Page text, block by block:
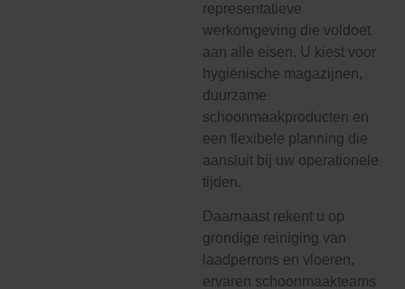
representatieve
werkomgeving die voldoet
aan alle eisen. U kiest voor
hygiënische magazijnen,
duurzame
schoonmaakproducten en
een flexibele planning die
aansluit bij uw operationele
tijden.
Daarnaast rekent u op
grondige reiniging van
laadperrons en vloeren,
ervaren schoonmaakteams